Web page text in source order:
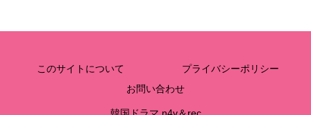
このサイトについて
プライバシーポリシー
お問い合わせ